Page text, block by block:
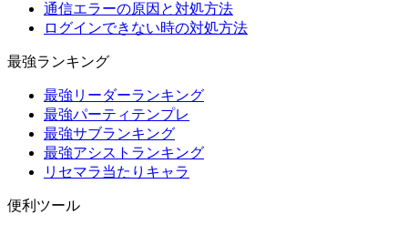
通信エラーの原因と対処方法
ログインできない時の対処方法
最強ランキング
最強リーダーランキング
最強パーティテンプレ
最強サブランキング
最強アシストランキング
リセマラ当たりキャラ
便利ツール